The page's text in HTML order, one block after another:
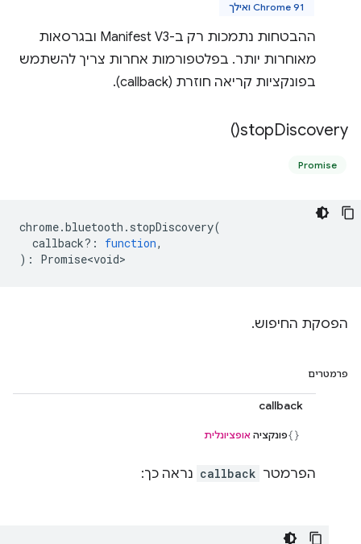
Chrome 91 ואילך
ההבטחות נתמכות רק ב-Manifest V3 ובגרסאות
מאוחרות יותר. בפלטפורמות אחרות צריך להשתמש
בפונקציות קריאה חוזרת (callback).
stopDiscovery(
)
Promise
chrome.bluetooth . stopDiscovery(
callback? : function,
) : Promise<void>
הפסקת החיפוש.
פרמטרים
callback
פונקציה אופציונלית
הפרמטר callback נראה כך: